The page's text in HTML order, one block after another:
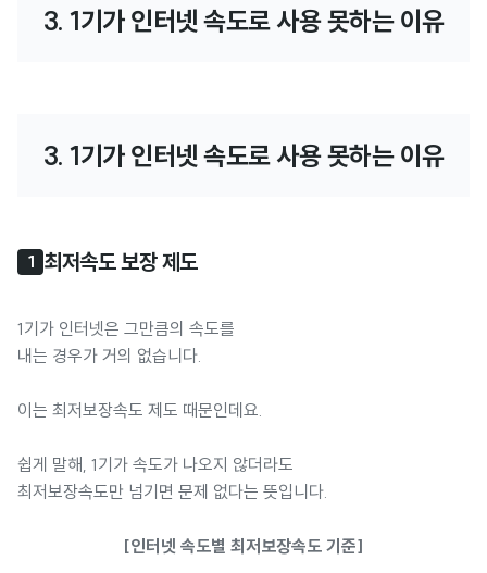
3. 1기가 인터넷 속도로 사용 못하는 이유
3. 1기가 인터넷 속도로 사용 못하는 이유
1 최저속도 보장 제도
1기가 인터넷은 그만큼의 속도를
내는 경우가 거의 없습니다.
이는 최저보장속도 제도 때문인데요.
쉽게 말해, 1기가 속도가 나오지 않더라도
최저보장속도만 넘기면 문제 없다는 뜻입니다.
[인터넷 속도별 최저보장속도 기준]